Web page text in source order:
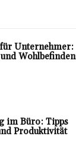
Unternehmer:
Wohlbefinden
im Büro: Tipps
Produktivität